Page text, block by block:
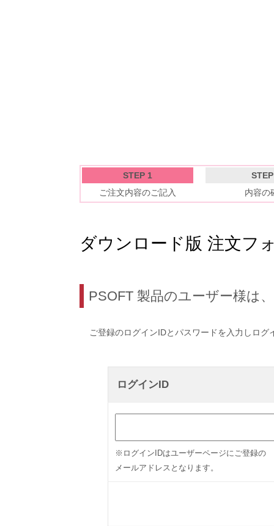
STEP 1
ご注文内容のご記入
内容の
ダウンロード版 注文フ
PSOFT 製品のユーザー様は
ご登録のログインIDとパスワードを入力しログ
ログインID
※ログインIDはユーザーページにご登録の
メールアドレスとなります。